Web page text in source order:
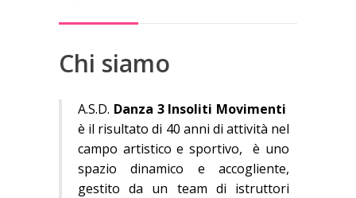
Chi siamo
A.S.D. Danza 3 Insoliti Movimenti
è il risultato di 40 anni di attività nel
campo artistico e sportivo, è uno
spazio dinamico e accogliente,
gestito da un team di istruttori